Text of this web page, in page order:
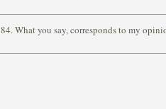
84. What you say, corresponds to my